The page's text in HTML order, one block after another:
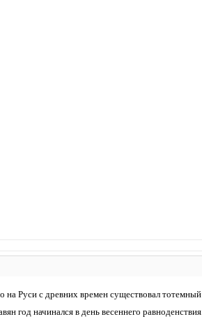
на Руси с древних времен существовал тотемный
год начинался в день весеннего равноденствия.